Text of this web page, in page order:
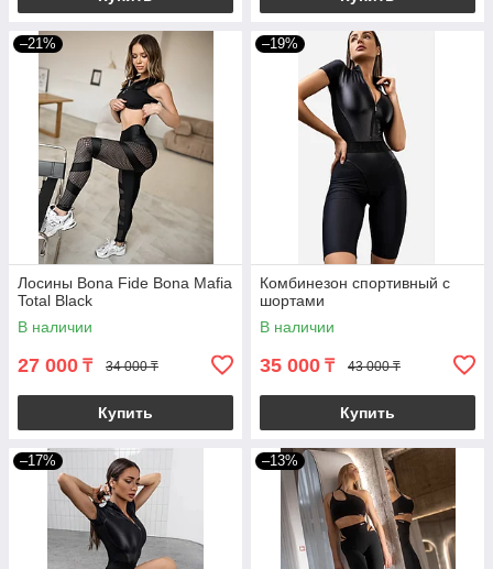
–21%
Лосины Bona Fide Bona Mafia
Total Black
В наличии
27 000 ₸ 34 000 ₸
Купить
–19%
Комбинезон спортивный с
шортами
В наличии
35 000 ₸ 43 000 ₸
Купить
–17% –13%